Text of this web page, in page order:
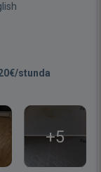
stunda
+5